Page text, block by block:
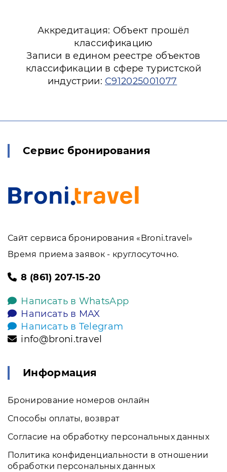
Аккредитация: Объект прошёл
классификацию
Записи в едином реестре объектов
классификации в сфере туристской
индустрии: С912025001077
Сервис бронирования
Сайт сервиса бронирования «Broni.travel»
Время приема заявок - круглосуточно.
8 (861) 207-15-20
Написать в WhatsApp
Написать в MAX
Написать в Telegram
info@broni.travel
Информация
Бронирование номеров онлайн
Способы оплаты, возврат
Согласие на обработку персональных данных
Политика конфиденциальности в отношении
обработки персональных данных